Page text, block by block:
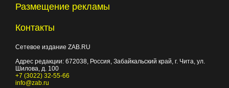
Размещение рекламы
Контакты
Сетевое издание ZAB.RU
Адрес редакции: 672038, Россия, Забайкальский край, г. Чита, ул.
Шилова, д. 100
+7 (3022) 32-55-66
info@zab.ru